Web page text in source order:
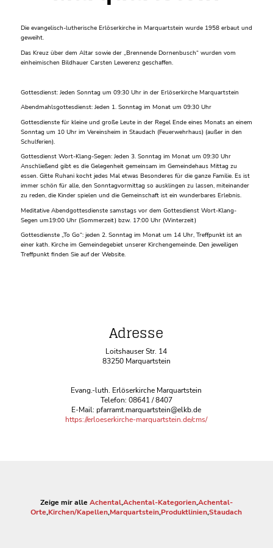
Die evangelisch-lutherische Erlöserkirche in Marquartstein wurde 1958 erbaut und
geweiht.
Das Kreuz über dem Altar sowie der „Brennende Dornenbusch“ wurden vom
einheimischen Bildhauer Carsten Lewerenz geschaffen.
Gottesdienst: Jeden Sonntag um 09:30 Uhr in der Erlöserkirche Marquartstein
Abendmahlsgottesdienst: Jeden 1. Sonntag im Monat um 09:30 Uhr
Gottesdienste für kleine und große Leute in der Regel Ende eines Monats an einem
Sonntag um 10 Uhr im Vereinsheim in Staudach (Feuerwehrhaus) (außer in den
Schulferien).
Gottesdienst Wort-Klang-Segen: Jeden 3. Sonntag im Monat um 09:30 Uhr
Anschließend gibt es die Gelegenheit gemeinsam im Gemeindehaus Mittag zu
essen. Gitte Ruhani kocht jedes Mal etwas Besonderes für die ganze Familie. Es ist
immer schön für alle, den Sonntagvormittag so ausklingen zu lassen, miteinander
zu reden, die Kinder spielen und die Gemeinschaft ist ein wunderbares Erlebnis.
Meditative Abendgottesdienste samstags vor dem Gottesdienst Wort-Klang-
Segen um19:00 Uhr (Sommerzeit) bzw. 17:00 Uhr (Winterzeit)
Gottesdienste „To Go“: jeden 2. Sonntag im Monat um 14 Uhr, Treffpunkt ist an
einer kath. Kirche im Gemeindegebiet unserer Kirchengemeinde. Den jeweiligen
Treffpunkt finden Sie auf der Website.
Adresse
Loitshauser Str. 14
83250 Marquartstein
Evang.-luth. Erlöserkirche Marquartstein
Telefon: 08641 / 8407
E-Mail: pfarramt.marquartstein@elkb.de
https://erloeserkirche-marquartstein.de/cms/
Zeige mir alle Achental,Achental-Kategorien,Achental-
Orte,Kirchen/Kapellen,Marquartstein,Produktlinien,Staudach